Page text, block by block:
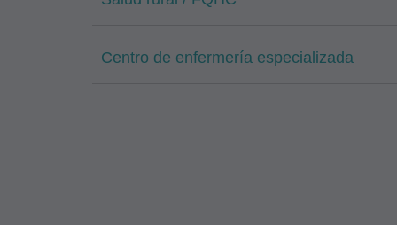
Centro de enfermería especializada
empleados y
documento está
copias de CPT
uso comercial de
obtenerse a
60610. Las